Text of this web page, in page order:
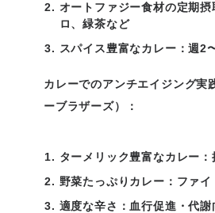
オートファジー食材の定期摂
ロ、緑茶など
スパイス豊富なカレー：週2
カレーでのアンチエイジング実
ーブラザーズ）：
ターメリック豊富なカレー
野菜たっぷりカレー：ファ
適度な辛さ：血行促進・代謝